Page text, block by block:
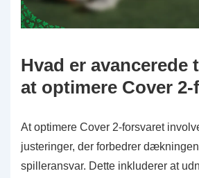
Hvad er avancerede
at optimere Cover
At optimere Cover 2-forsvaret
justeringer, der forbedrer
spilleransvar. Dette inkluderer at